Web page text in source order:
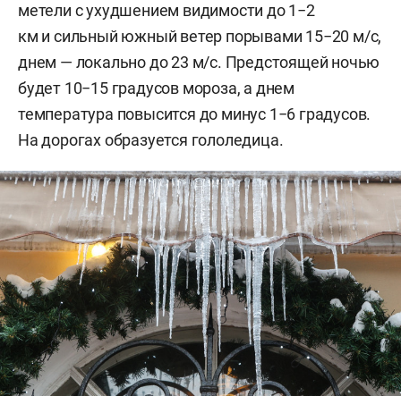
метели с ухудшением видимости до 1−2
км и сильный южный ветер порывами 15−20 м/с,
днем — локально до 23 м/с. Предстоящей ночью
будет 10−15 градусов мороза, а днем
температура повысится до минус 1−6 градусов.
На дорогах образуется гололедица.